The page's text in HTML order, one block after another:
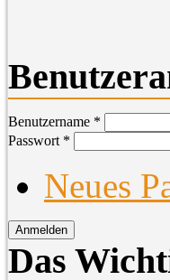
Benutzername *
Passwort *
Neues
Das